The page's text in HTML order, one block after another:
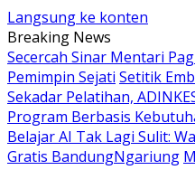
Langsung ke konten
Breaking News
Secercah Sinar Mentari
Pemimpin Sejati Setitik
Sekadar Pelatihan,
Program Berbasis
Belajar AI Tak Lagi Sulit:
Gratis BandungNgariung